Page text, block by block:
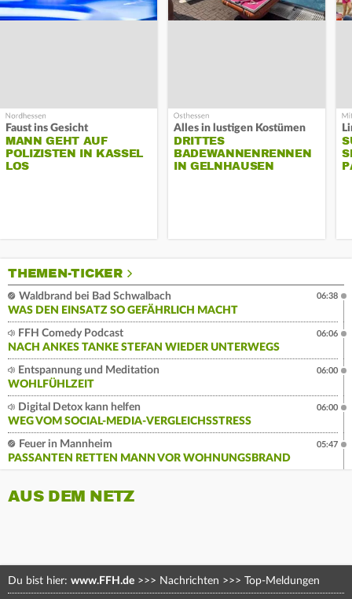
Faust ins Gesicht
MANN GEHT AUF
POLIZISTEN IN KASSEL
LOS
Alles in lustigen Kostümen
DRITTES
BADEWANNENRENNEN
IN GELNHAUSEN
THEMEN-TICKER
Waldbrand bei Bad Schwalbach
WAS DEN EINSATZ SO GEFÄHRLICH MACHT
06:38
FFH Comedy Podcast
NACH ANKES TANKE STEFAN WIEDER UNTERWEGS
06:06
Entspannung und Meditation
WOHLFÜHLZEIT
06:00
Digital Detox kann helfen
WEG VOM SOCIAL-MEDIA-VERGLEICHSSTRESS
06:00
Feuer in Mannheim
PASSANTEN RETTEN MANN VOR WOHNUNGSBRAND
05:47
AUS DEM NETZ
Du bist hier: www.FFH.de >>> Nachrichten >>> Top-Meldungen